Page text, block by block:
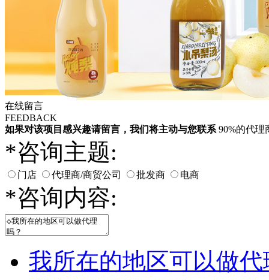
在线留言
FEEDBACK
如果对该项目感兴趣请留言 ，我们将主动与您联系 90%的代理
*咨询主题:
门店 代理商/商贸公司 批发商 电商
*咨询内容:
我所在的地区可以做